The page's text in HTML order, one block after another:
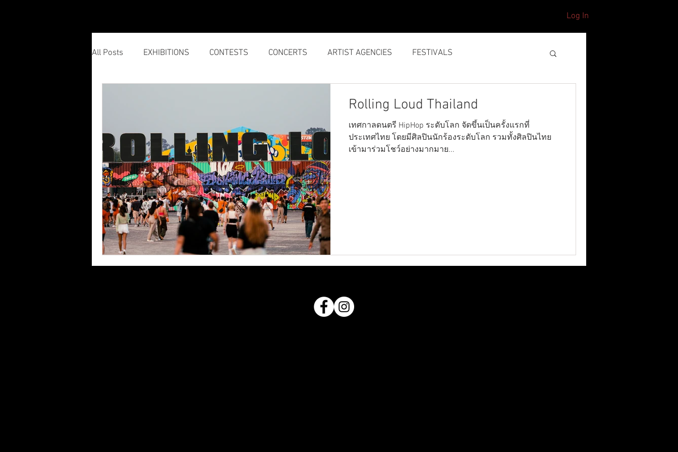
Log In
All Posts EXHIBITIONS CONTESTS CONCERTS ARTIST AGENCIES FESTIVALS
Rolling Loud Thailand
เทศกาลดนตรี HipHop ระดับโลก จัดขึ้นเป็นครั้งแรกที่
ประเทศไทย โดยมีศิลปินนักร้องระดับโลก รวมทั้งศิลปินไทย
เข้ามาร่วมโชว์อย่างมากมาย...